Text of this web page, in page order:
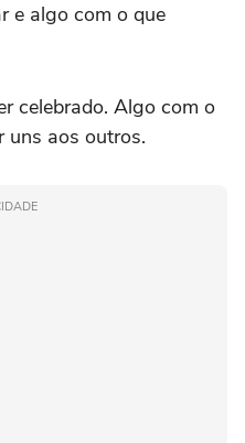
e algo com o que
celebrado. Algo com o
uns aos outros.